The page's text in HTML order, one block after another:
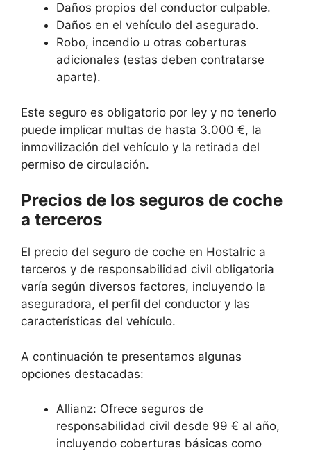
Daños propios del conductor culpable.
Daños en el vehículo del asegurado.
Robo, incendio u otras coberturas
adicionales (estas deben contratarse
aparte).
Este seguro es obligatorio por ley y no tenerlo
puede implicar multas de hasta 3.000 €, la
inmovilización del vehículo y la retirada del
permiso de circulación.
Precios de los seguros de coche
a terceros
El precio del seguro de coche en Hostalric a
terceros y de responsabilidad civil obligatoria
varía según diversos factores, incluyendo la
aseguradora, el perfil del conductor y las
características del vehículo.
A continuación te presentamos algunas
opciones destacadas:
Allianz: Ofrece seguros de
responsabilidad civil desde 99 € al año,
incluyendo coberturas básicas como